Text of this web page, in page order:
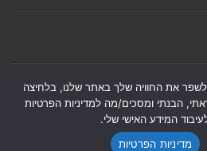
את החוויה שלך באתר שלנו, בלחיצה
הבנתי ומסכים/מה למדיניות הפרטיות
המידע האישי שלי.
מדיניות הפרטיות